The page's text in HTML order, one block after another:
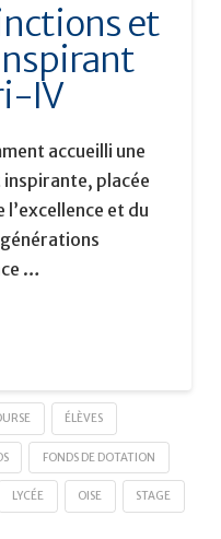
et
IV
accueilli une
placée
l’excellence et du
…
ÉLÈVES
FONDS DE DOTATION
LYCÉE OISE STAGE